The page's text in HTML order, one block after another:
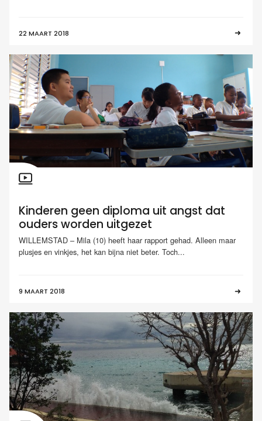
22 MAART 2018
Kinderen geen diploma uit angst dat
ouders worden uitgezet
WILLEMSTAD – Mila (10) heeft haar rapport gehad. Alleen maar
plusjes en vinkjes, het kan bijna niet beter. Toch...
9 MAART 2018